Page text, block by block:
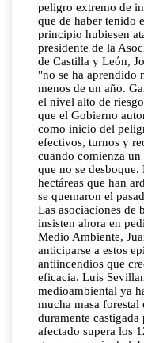
peligro extremo de
que de haber tenido
principio hubiesen
presidente de la
de Castilla y León,
"no se ha aprendido
menos de un año.
el nivel alto de
que el Gobierno
como inicio del
efectivos, turnos y
cuando comienza
que no se
hectáreas que han
se quemaron el
Las asociaciones de
insisten ahora en
Medio Ambiente,
anticiparse a estos
antiincendios que
eficacia. Luis
medioambiental ya
mucha masa forestal
duramente
afectado supera los